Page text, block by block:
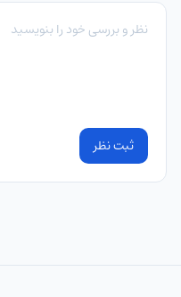
ثبت نظر